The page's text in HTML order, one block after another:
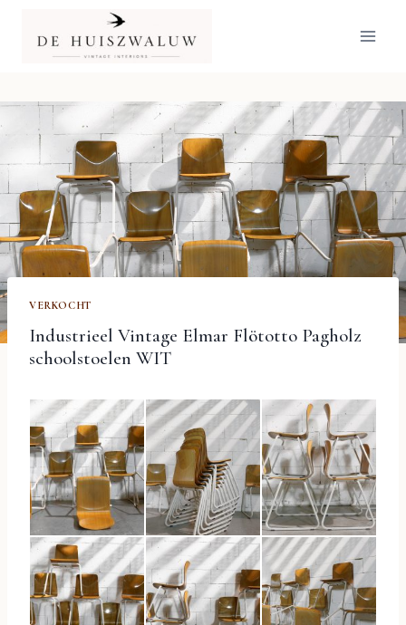
inhoud
VERKOCHT
Industrieel Vintage Elmar Flötotto Pagholz
schoolstoelen WIT